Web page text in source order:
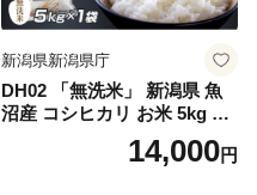
新潟県新潟県庁
DH02 「無洗米」 新潟県 魚
沼産 コシヒカリ お米 5kg こ
しひかり 精米 米（お米の美
味しい炊き方ガイド付き）
14,000円